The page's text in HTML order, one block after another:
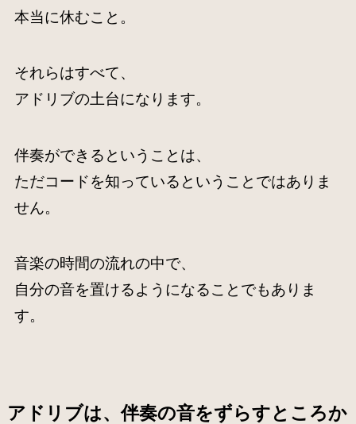
本当に休むこと。
それらはすべて、
アドリブの土台になります。
伴奏ができるということは、
ただコードを知っているということではありま
せん。
音楽の時間の流れの中で、
自分の音を置けるようになることでもありま
す。
アドリブは、伴奏の音をずらすところか